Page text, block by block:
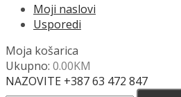
Moji naslovi
Usporedi
Moja košarica
Ukupno: 0.00KM
NAZOVITE +387 63 472 847